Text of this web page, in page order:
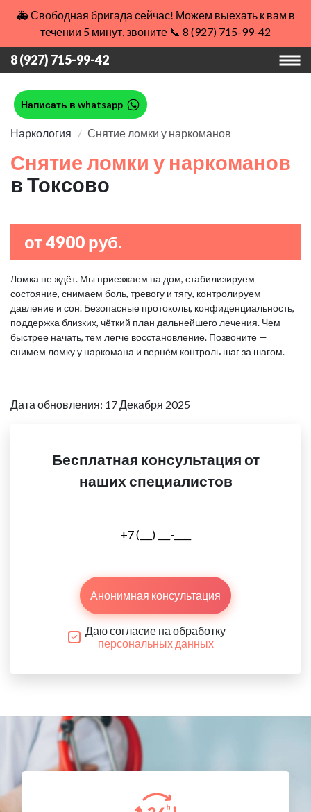
🚑 Свободная бригада сейчас! Можем выехать к вам в
течении 5 минут, звоните 📞 8 (927) 715-99-42
8 (927) 715-99-42
Написать в whatsapp
Наркология Снятие ломки у наркоманов
Снятие ломки у наркоманов
в Токсово
от 4900 руб.
Ломка не ждёт. Мы приезжаем на дом, стабилизируем
состояние, снимаем боль, тревогу и тягу, контролируем
давление и сон. Безопасные протоколы, конфиденциальность,
поддержка близких, чёткий план дальнейшего лечения. Чем
быстрее начать, тем легче восстановление. Позвоните —
снимем ломку у наркомана и вернём контроль шаг за шагом.
Дата обновления: 17 Декабря 2025
Бесплатная консультация от
наших специалистов
Анонимная консультация
Даю согласие на обработку
персональных данных